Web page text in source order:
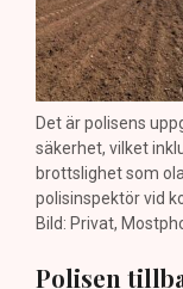
Det är polisens
säkerhet, vilket
brottslighet som
polisinspektör vid
Bild: Privat,
Polisen